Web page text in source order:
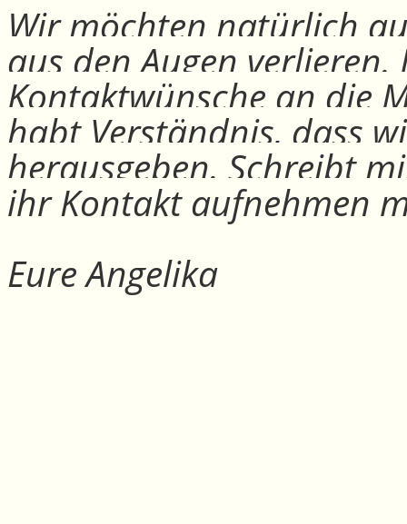
Wir möchten natürlich
aus den Augen
Kontaktwünsche an die
habt Verständnis, dass
herausgeben. Schreibt
ihr Kontakt aufnehmen
Eure Angelika